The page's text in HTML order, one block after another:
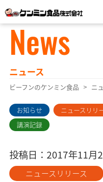
News
ニュース
ビーフンのケンミン食品 ニ
お知らせ ニュースリリ
講演記録
投稿日：2017年11月
ニュースリリース